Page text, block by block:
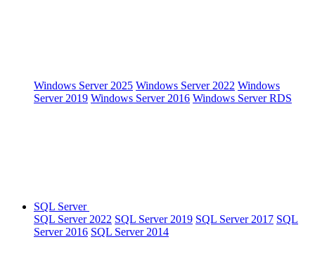
Windows Server 2025 Windows Server 2022 Windows
Server 2019 Windows Server 2016 Windows Server RDS
SQL Server
SQL Server 2022 SQL Server 2019 SQL Server 2017 SQL
Server 2016 SQL Server 2014